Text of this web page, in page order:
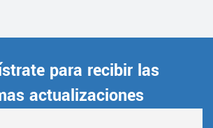
para recibir las
actualizaciones